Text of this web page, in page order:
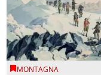
MONTAGNA